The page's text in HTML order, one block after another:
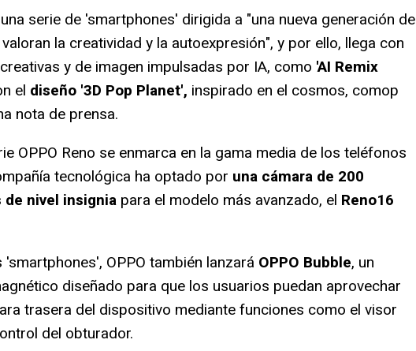
serie de 'smartphones' dirigida a "una nueva generación de
la creatividad y la autoexpresión", y por ello, llega con
y de imagen impulsadas por IA, como 'AI Remix
el diseño '3D Pop Planet', inspirado en el cosmos, comop
nota de prensa.
OPPO Reno se enmarca en la gama media de los teléfonos
tecnológica ha optado por una cámara de 200
nivel insignia para el modelo más avanzado, el Reno16
OPPO también lanzará OPPO Bubble, un
diseñado para que los usuarios puedan aprovechar
trasera del dispositivo mediante funciones como el visor
del obturador.